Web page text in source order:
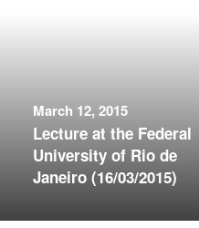
March 12, 2015
Lecture at the Federal
University of Rio de
Janeiro (16/03/2015)